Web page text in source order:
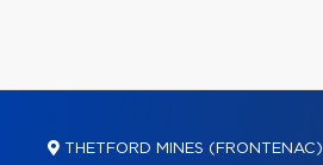
THETFORD MINES (FRONTENAC)